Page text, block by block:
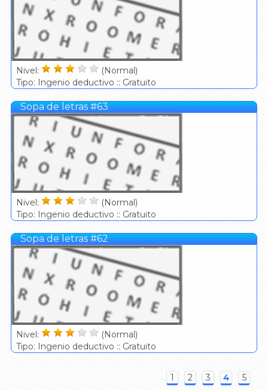
Nivel:
(Normal)
Tipo: Ingenio deductivo :: Gratuito
Sopa de letras #63
Nivel:
(Normal)
Tipo: Ingenio deductivo :: Gratuito
Sopa de letras #62
Nivel:
(Normal)
Tipo: Ingenio deductivo :: Gratuito
1 2 3 4 5